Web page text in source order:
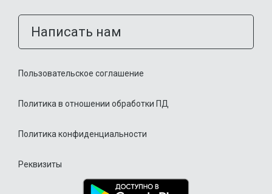
Написать нам
Пользовательское соглашение
Политика в отношении обработки ПД
Политика конфиденциальности
Реквизиты